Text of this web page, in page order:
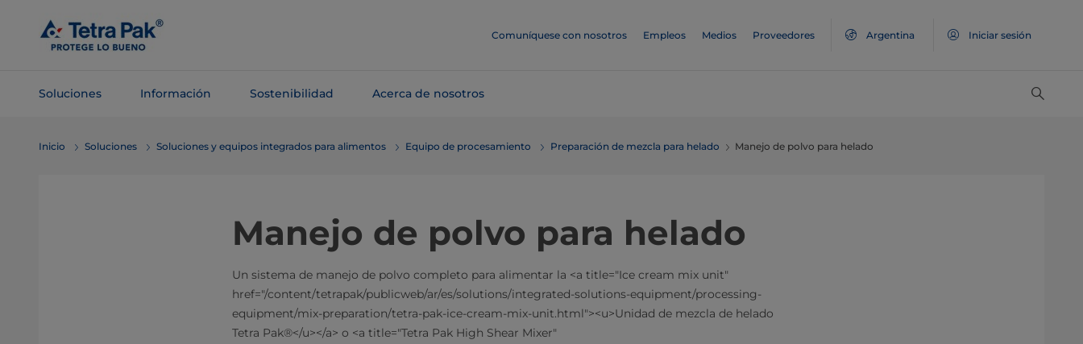
contenido
principal
Comuníquese con nosotros Empleos Medios Proveedores Argentina Iniciar sesión
Soluciones Información Sostenibilidad Acerca de nosotros
navegación
Inicio Soluciones Soluciones y equipos integrados para alimentos Equipo de procesamiento Preparación de mezcla para helado Manejo de polvo para helado
Manejo de polvo para helado
Un sistema de manejo de polvo completo para alimentar la <a title="Ice cream mix unit"
href="/content/tetrapak/publicweb/ar/es/solutions/integrated-solutions-equipment/processing-
equipment/mix-preparation/tetra-pak-ice-cream-mix-unit.html"><u>Unidad de mezcla de helado
Tetra Pak®</u></a> o <a title="Tetra Pak High Shear Mixer"